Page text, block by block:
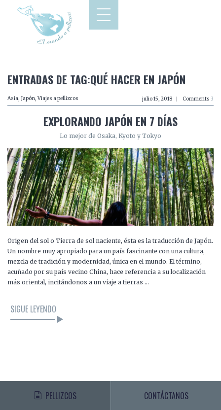
ENTRADAS DE TAG:QUÉ HACER EN JAPÓN
Asia, Japón, Viajes a pellizcos julio 15, 2018 Comments 3
EXPLORANDO JAPÓN EN 7 DÍAS
Lo mejor de Osaka, Kyoto y Tokyo
Origen del sol o Tierra de sol naciente, ésta es la traducción de Japón.
Un nombre muy apropiado para un país fascinante con una cultura,
mezcla de tradición y modernidad, única en el mundo. El término,
acuñado por su país vecino China, hace referencia a su localización
más oriental, incitándonos a un viaje a tierras …
SIGUE LEYENDO
PELLIZCOS CONTÁCTANOS